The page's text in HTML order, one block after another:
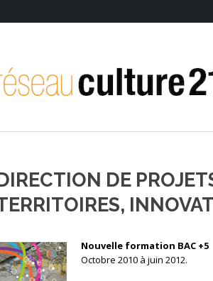
DE
Nouvelle formation BAC +5
Octobre 2010 à juin 2012.